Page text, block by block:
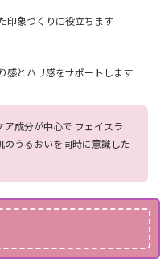
印象づくりに役立ちます
感とハリ感をサポートします
ア成分が中心で フェイスラ
のうるおいを同時に意識した